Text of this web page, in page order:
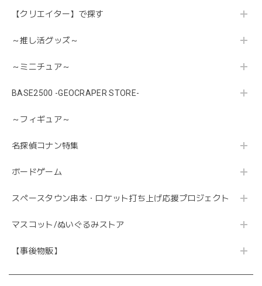
【クリエイター】で探す
～推し活グッズ～
～ミニチュア～
BASE2500 -GEOCRAPER STORE-
～フィギュア～
名探偵コナン特集
ボードゲーム
スペースタウン串本・ロケット打ち上げ応援プロジェクト
マスコット/ぬいぐるみストア
【事後物販】